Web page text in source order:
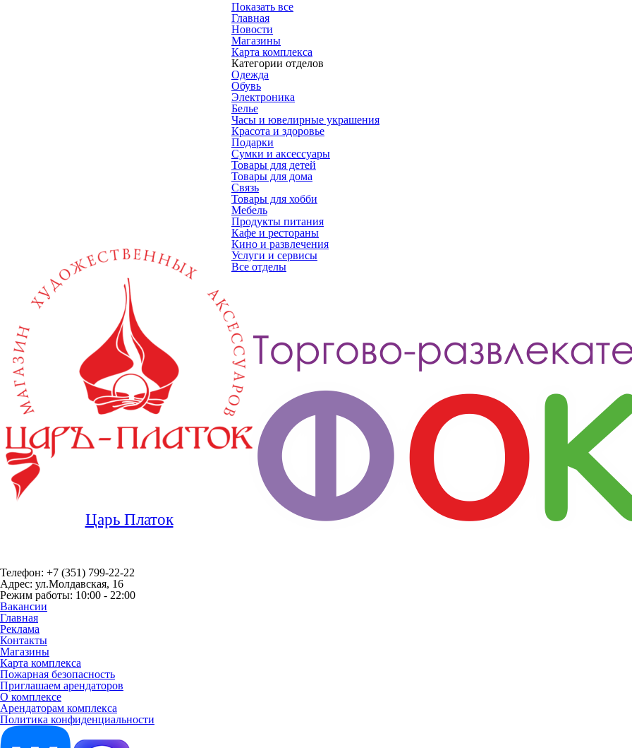
Царь Платок
Показать все
Главная
Новости
Магазины
Карта комплекса
Категории отделов
Одежда
Обувь
Электроника
Белье
Часы и ювелирные украшения
Красота и здоровье
Подарки
Сумки и аксессуары
Товары для детей
Товары для дома
Связь
Товары для хобби
Мебель
Продукты питания
Кафе и рестораны
Кино и развлечения
Услуги и сервисы
Все отделы
Телефон: +7 (351) 799-22-22
Адрес: ул.Молдавская, 16
Режим работы: 10:00 - 22:00
Вакансии
Главная
Реклама
Контакты
Магазины
Карта комплекса
Пожарная безопасность
Приглашаем арендаторов
О комплексе
Арендаторам комплекса
Политика конфиденциальности